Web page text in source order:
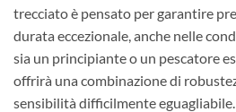
trecciato è pensato per garantire
durata eccezionale, anche nelle
sia un principiante o un pescatore
offrirà una combinazione di
sensibilità difficilmente eguagliabile.